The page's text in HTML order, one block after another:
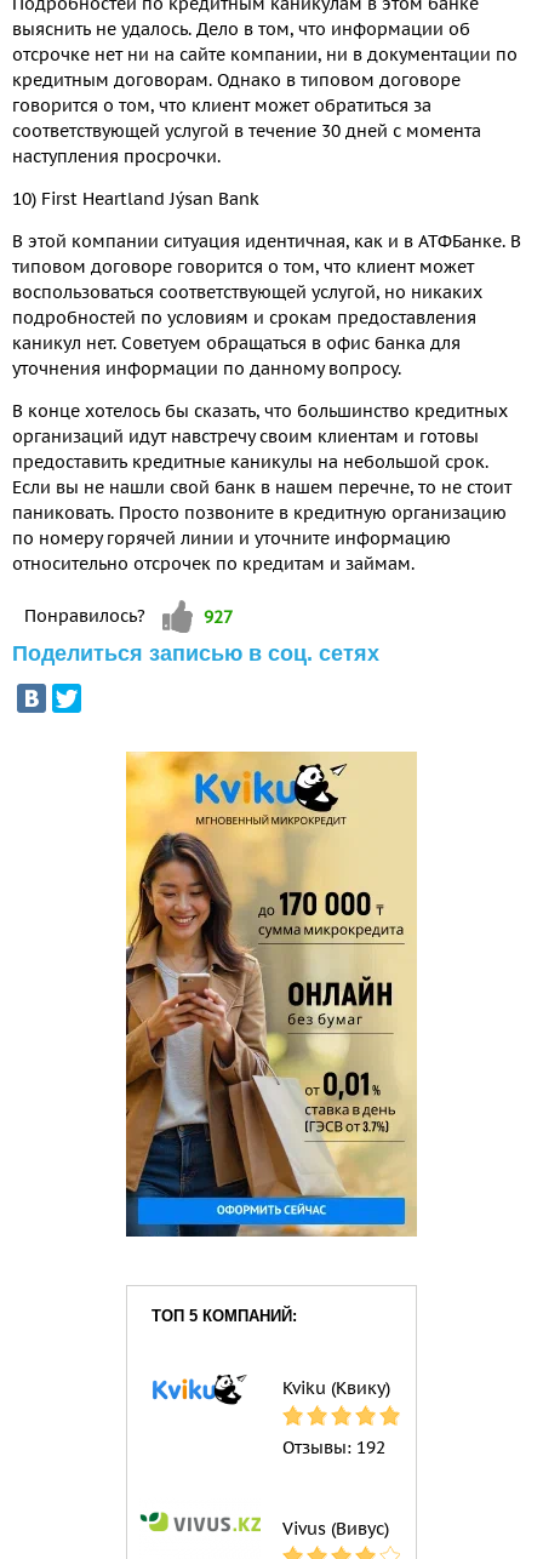
выяснить не удалось. Дело в том, что информации об
отсрочке нет ни на сайте компании, ни в документации по
кредитным договорам. Однако в типовом договоре
говорится о том, что клиент может обратиться за
соответствующей услугой в течение 30 дней с момента
наступления просрочки.
10) First Heartland Jýsan Bank
В этой компании ситуация идентичная, как и в АТФБанке. В
типовом договоре говорится о том, что клиент может
воспользоваться соответствующей услугой, но никаких
подробностей по условиям и срокам предоставления
каникул нет. Советуем обращаться в офис банка для
уточнения информации по данному вопросу.
В конце хотелось бы сказать, что большинство кредитных
организаций идут навстречу своим клиентам и готовы
предоставить кредитные каникулы на небольшой срок.
Если вы не нашли свой банк в нашем перечне, то не стоит
паниковать. Просто позвоните в кредитную организацию
по номеру горячей линии и уточните информацию
относительно отсрочек по кредитам и займам.
Понравилось? Vote up!
927
Поделиться записью в соц. сетях
ТОП 5 КОМПАНИЙ:
Kviku (Квику)
Отзывы: 192
Vivus (Вивус)